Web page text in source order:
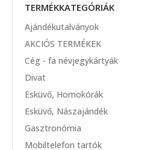
TERMÉKKATEGÓRIÁK
Ajándékutalványok
AKCIÓS TERMÉKEK
Cég - fa névjegykártyák
Divat
Esküvő, Homokórák
Esküvő, Nászajándék
Gasztronómia
Mobiltelefon tartók